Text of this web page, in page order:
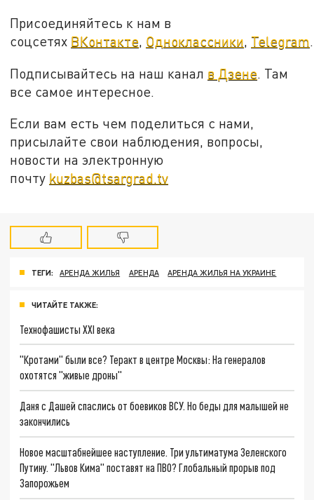
Присоединяйтесь к нам в
соцсетях ВКонтакте, Одноклассники, Telegram.
Подписывайтесь на наш канал в Дзене . Там
все самое интересное.
Если вам есть чем поделиться с нами,
присылайте свои наблюдения, вопросы,
новости на электронную
почту kuzbas@tsargrad.tv
ТЕГИ: АРЕНДА ЖИЛЬЯ АРЕНДА АРЕНДА ЖИЛЬЯ НА УКРАИНЕ
ЧИТАЙТЕ ТАКЖЕ:
Технофашисты XXI века
"Кротами" были все? Теракт в центре Москвы: На генералов
охотятся "живые дроны"
Даня с Дашей спаслись от боевиков ВСУ. Но беды для малышей не
закончились
Новое масштабнейшее наступление. Три ультиматума Зеленского
Путину. "Львов Кима" поставят на ПВО? Глобальный прорыв под
Запорожьем